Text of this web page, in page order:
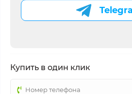
Купить в один клик